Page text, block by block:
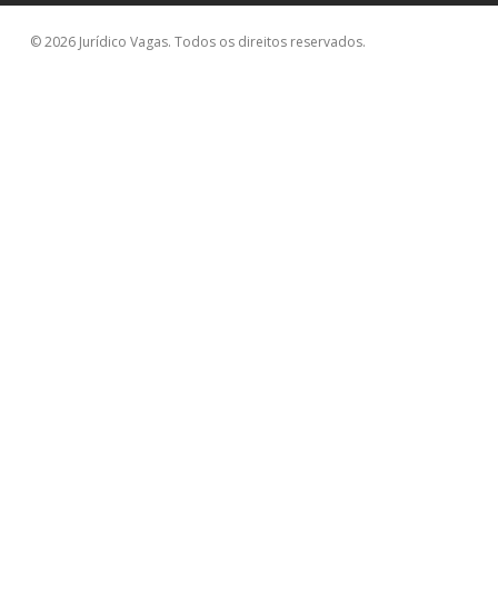
© 2026 Jurídico Vagas. Todos os direitos reservados.